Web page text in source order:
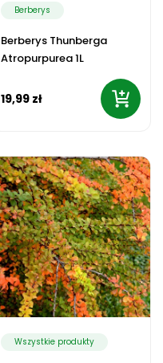
Berberys
Berberys Thunberga
Atropurpurea 1L
19,99 zł
Wszystkie produkty